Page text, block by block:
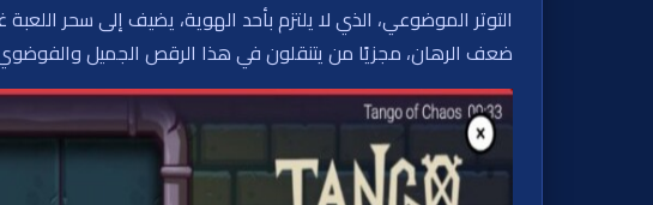
ضعف الرهان، مجزيًا من يتنقلون في هذا الرقص الجميل